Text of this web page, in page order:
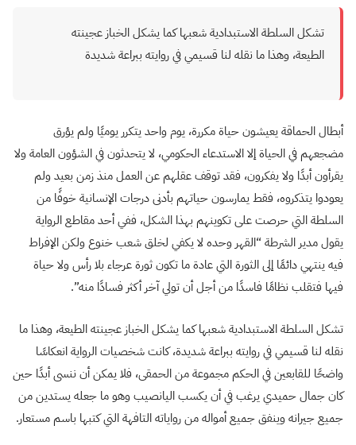
تشكل السلطة الاستبدادية شعبها كما يشكل الخباز عجينته
الطيعة، وهذا ما نقله لنا قسيمي في روايته ببراعة شديدة
أبطال الحماقة يعيشون حياة مكررة، يوم واحد يتكرر يوميًا ولم يؤرق
مضجعهم في الحياة إلا الاستدعاء الحكومي، لا يتحدثون في الشؤون العامة ولا
يقرأون أبدًا ولا يفكرون، فقد توقف عقلهم عن العمل منذ زمن بعيد ولم
يعودوا يتذكروه، فقط يمارسون حياتهم بأدنى درجات الإنسانية خوفًا من
السلطة التي حرصت على تكوينهم بهذا الشكل، ففي أحد مقاطع الرواية
يقول مدير الشرطة “القهر وحده لا يكفي لخلق شعب خنوع ولكن الإفراط
فيه ينتهي دائمًا إلى الثورة التي عادة ما تكون ثورة عرجاء بلا رأس ولا حياة
فيها فتقلب نظامًا فاسدًا من أجل أن تولي آخر أكثر فسادًا منه”.
تشكل السلطة الاستبدادية شعبها كما يشكل الخباز عجينته الطيعة، وهذا ما
نقله لنا قسيمي في روايته ببراعة شديدة، كانت شخصيات الرواية انعكاسًا
واضحًا للقابعين في الحكم مجموعة من الحمقى، فلا يمكن أن ننسى أبدًا حين
كان جمال حميدي يرغب في أن يكسب اليانصيب وهو ما جعله يستدين من
جميع جيرانه وينفق جميع أمواله من رواياته التافهة التي كتبها باسم مستعار.